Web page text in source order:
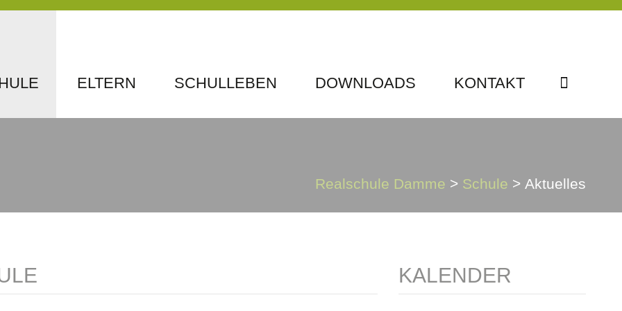
ELTERN SCHULLEBEN DOWNLOADS KONTAKT
Realschule Damme > Schule > Aktuelles
KALENDER